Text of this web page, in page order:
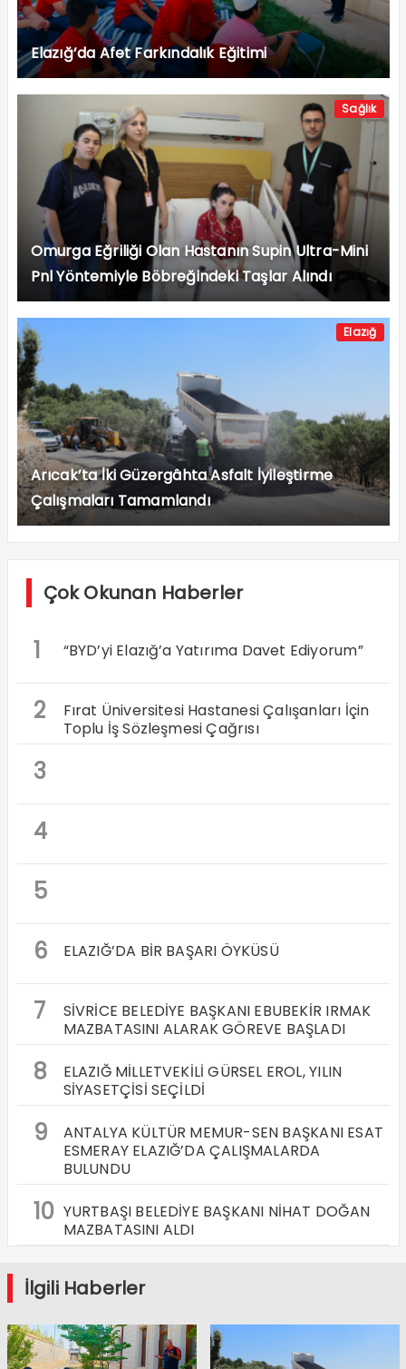
Elazığ’da Afet Farkındalık Eğitimi
Sağlık
Omurga Eğriliği Olan Hastanın Supin Ultra-Mini
Pnl Yöntemiyle Böbreğindeki Taşlar Alındı
Elazığ
Arıcak’ta İki Güzergâhta Asfalt İyileştirme
Çalışmaları Tamamlandı
Çok Okunan Haberler
1 “BYD’yi Elazığ’a Yatırıma Davet Ediyorum”
2
Fırat Üniversitesi Hastanesi Çalışanları İçin
Toplu İş Sözleşmesi Çağrısı
3
4
5
6
ELAZIĞ’DA BİR BAŞARI ÖYKÜSÜ
7
SİVRİCE BELEDİYE BAŞKANI EBUBEKİR IRMAK
MAZBATASINI ALARAK GÖREVE BAŞLADI
8
ELAZIĞ MİLLETVEKİLİ GÜRSEL EROL, YILIN
SİYASETÇİSİ SEÇİLDİ
9
ANTALYA KÜLTÜR MEMUR-SEN BAŞKANI ESAT
ESMERAY ELAZIĞ’DA ÇALIŞMALARDA
BULUNDU
10 YURTBAŞI BELEDİYE BAŞKANI NİHAT DOĞAN
MAZBATASINI ALDI
İlgili Haberler